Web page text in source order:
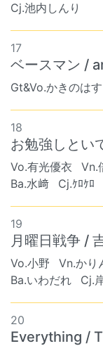
Cj.池内しんり
17
ベースマン /
Gt&Vo.かきのは
18
お勉強しとい
Vo.有光優衣 Vn.
Ba.水﨑
Cj.ｹﾛｹﾛ
19
月曜日戦争 /
Vo.小野 Vn.かり
Ba.いわだれ
Cj.
20
Everything /